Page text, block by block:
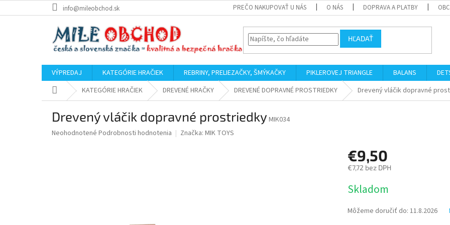
na
info@mileobchod.sk PREČO NAKUPOVAŤ U NÁS O NÁS DOPRAVA A PLATBY
HĽADAŤ
VÝPREDAJ KATEGÓRIE HRAČIEK REBRINY, PRELIEZAČKY, ŠMÝKAČKY PIKLEROVEJ TRIANGLE BALANS
DomovKATEGÓRIE HRAČIEK DREVENÉ HRAČKY DREVENÉ DOPRAVNÉ PROSTRIEDKY Drevený vláčik dopravné
Drevený vláčik dopravné prostriedky MIK034
Priemerné
Neohodnotené Podrobnosti hodnotenia Značka: MIK TOYS
€9,50
€7,72 bez DPH
cena:
Skladom
Môžeme doručiť do: 11.8.2026